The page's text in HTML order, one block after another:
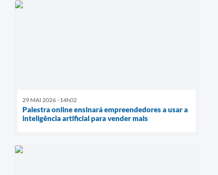
29 MAI 2026 - 14h02
Palestra online ensinará empreendedores a usar a
inteligência artificial para vender mais